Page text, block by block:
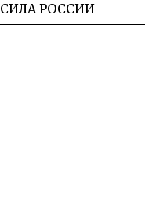
СИЛА РОССИИ